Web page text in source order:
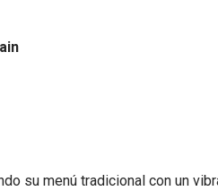
su menú tradicional con un